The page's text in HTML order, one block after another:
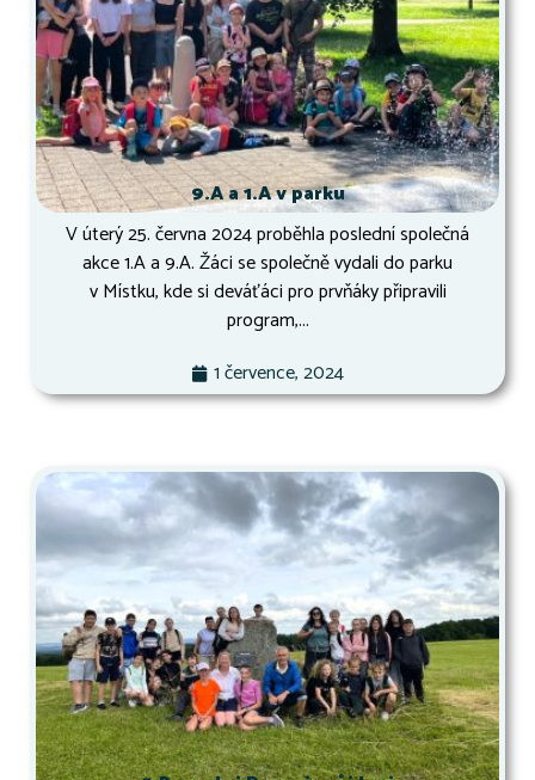
9.A a 1.A v parku
V úterý 25. června 2024 proběhla poslední společná
akce 1.A a 9.A. Žáci se společně vydali do parku
v Místku, kde si deváťáci pro prvňáky připravili
program,...
1 července, 2024